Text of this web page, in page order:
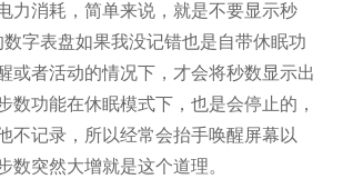
力消耗，简单来说，就是不要显示秒
字表盘如果我没记错也是自带休眠功
或者活动的情况下，才会将秒数显示出
数功能在休眠模式下，也是会停止的，
不记录，所以经常会抬手唤醒屏幕以
数突然大增就是这个道理。